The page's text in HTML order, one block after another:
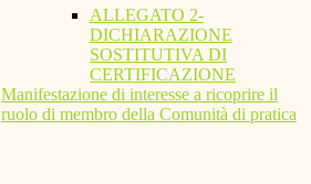
ALLEGATO 2-
DICHIARAZIONE
SOSTITUTIVA DI
CERTIFICAZIONE
Manifestazione di interesse a ricoprire il
ruolo di membro della Comunità di pratica